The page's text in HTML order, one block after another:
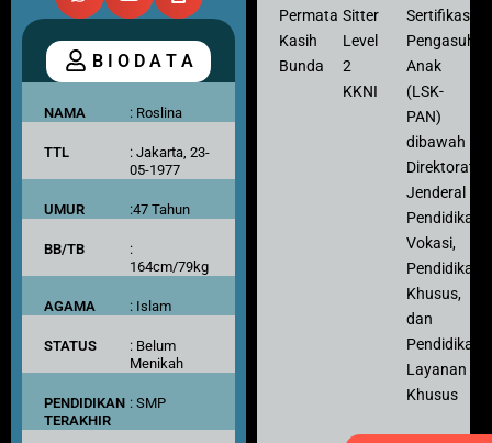
B I O D A T A
NAMA : Roslina
TTL
: Jakarta, 23-
05-1977
UMUR :47 Tahun
BB/TB
:
164cm/79kg
AGAMA : Islam
STATUS
: Belum
Menikah
PENDIDIKAN
TERAKHIR
: SMP
Permata
Kasih
Bunda
Sitter
Level
2
KKNI
Sertifikasi
Pengasuh
Anak
(LSK-
PAN)
dibawah
Direktorat
Jenderal
Pendidikan
Vokasi,
Pendidikan
Khusus,
dan
Pendidikan
Layanan
Khusus